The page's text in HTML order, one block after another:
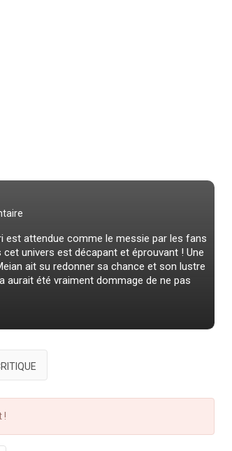
est attendue comme le messie par les fans
univers est décapant et éprouvant ! Une
ait su redonner sa chance et son lustre
aurait été vraiment dommage de ne pas
!